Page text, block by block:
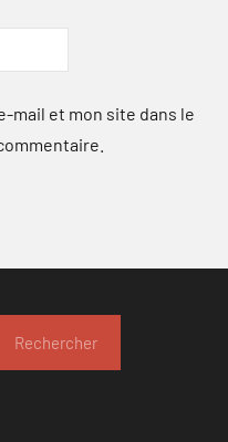
mail et mon site dans le
Rechercher